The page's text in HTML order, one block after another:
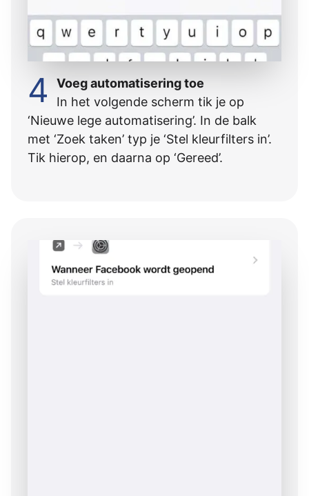
4
Voeg automatisering toe
In het volgende scherm tik je op
‘Nieuwe lege automatisering’. In de balk
met ‘Zoek taken’ typ je ‘Stel kleurfilters in’.
Tik hierop, en daarna op ‘Gereed’.